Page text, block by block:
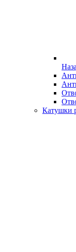
Катушки